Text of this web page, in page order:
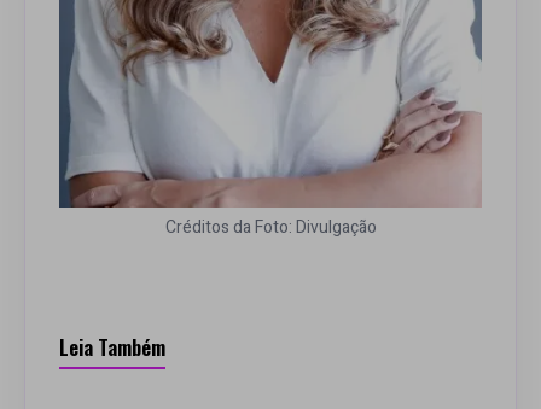
Créditos da Foto: Divulgação
Leia Também